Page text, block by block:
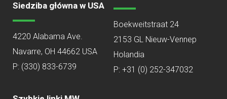
Siedziba główna w USA
4220 Alabama Ave.
Navarre, OH 44662 USA
P: (330) 833-6739
Boekweitstraat 24
2153 GL Nieuw-Vennep
Holandia
P: +31 (0) 252-347032